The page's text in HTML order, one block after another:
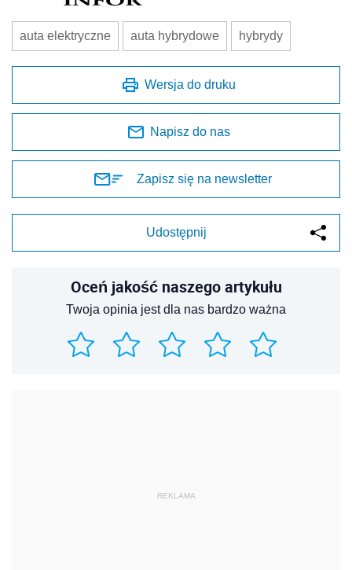
auta elektryczne auta hybrydowe hybrydy
Wersja do druku
Napisz do nas
Zapisz się na newsletter
Udostępnij
Oceń jakość naszego artykułu
Twoja opinia jest dla nas bardzo ważna
REKLAMA